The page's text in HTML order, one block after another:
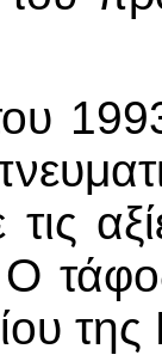
του
τις